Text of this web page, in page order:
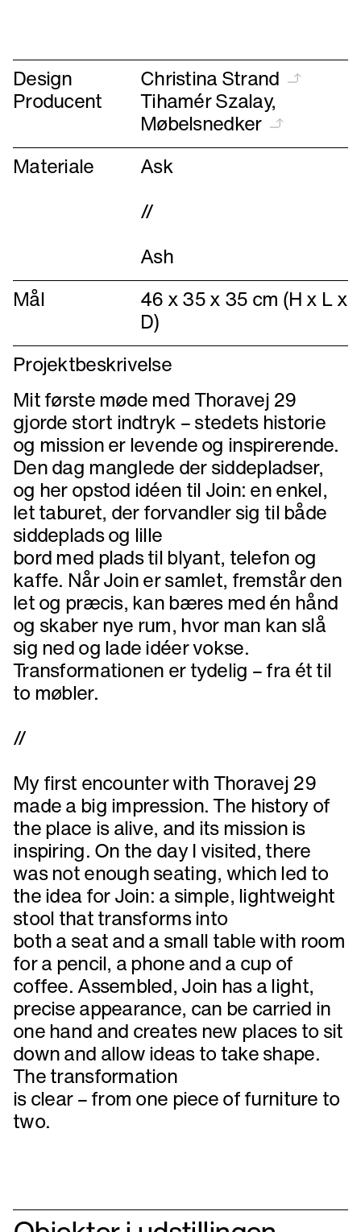
Design Christina Strand
Producent Tihamér Szalay,
Møbelsnedker
Materiale
Ask
//
Ash
Mål
46 x 35 x 35 cm (H x L x
D)
Projektbeskrivelse
Mit første møde med Thoravej 29
gjorde stort indtryk – stedets historie
og mission er levende og inspirerende.
Den dag manglede der siddepladser,
og her opstod idéen til Join: en enkel,
let taburet, der forvandler sig til både
siddeplads og lille
bord med plads til blyant, telefon og
kaffe. Når Join er samlet, fremstår den
let og præcis, kan bæres med én hånd
og skaber nye rum, hvor man kan slå
sig ned og lade idéer vokse.
Transformationen er tydelig – fra ét til
to møbler.
//
My first encounter with Thoravej 29
made a big impression. The history of
the place is alive, and its mission is
inspiring. On the day I visited, there
was not enough seating, which led to
the idea for Join: a simple, lightweight
stool that transforms into
both a seat and a small table with room
for a pencil, a phone and a cup of
coffee. Assembled, Join has a light,
precise appearance, can be carried in
one hand and creates new places to sit
down and allow ideas to take shape.
The transformation
is clear – from one piece of furniture to
two.